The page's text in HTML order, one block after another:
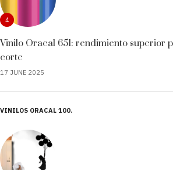
4
Vinilo Oracal 651: rendimiento superior
corte
17 JUNE 2025
VINILOS ORACAL 100